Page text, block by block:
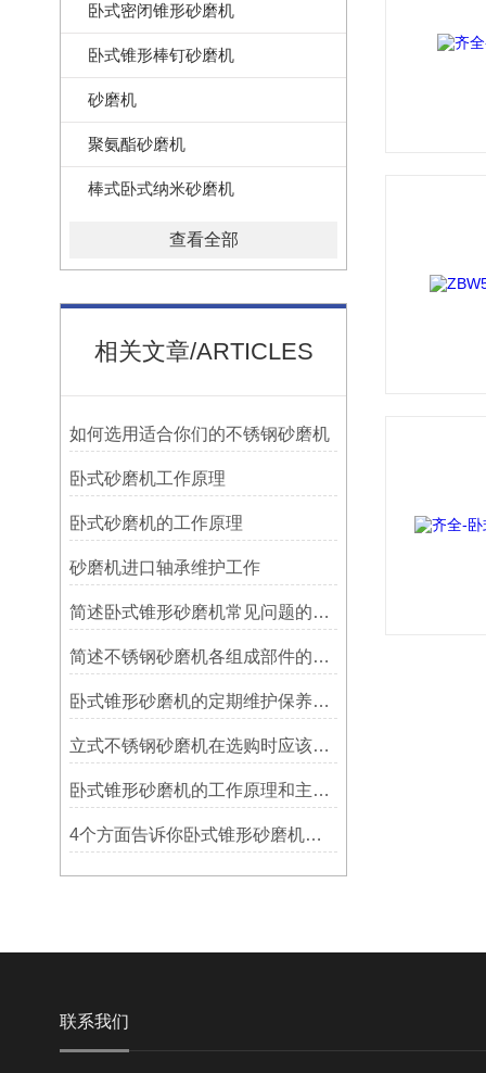
卧式密闭锥形砂磨机
卧式锥形棒钉砂磨机
砂磨机
聚氨酯砂磨机
棒式卧式纳米砂磨机
查看全部
相关文章/ARTICLES
如何选用适合你们的不锈钢砂磨机
卧式砂磨机工作原理
卧式砂磨机的工作原理
砂磨机进口轴承维护工作
简述卧式锥形砂磨机常见问题的科学应对方法
简述不锈钢砂磨机各组成部件的功能特点
卧式锥形砂磨机的定期维护保养方法分享
立式不锈钢砂磨机在选购时应该注意些什么
卧式锥形砂磨机的工作原理和主要特点是什么
4个方面告诉你卧式锥形砂磨机和立式磨砂机的区别
联系我们